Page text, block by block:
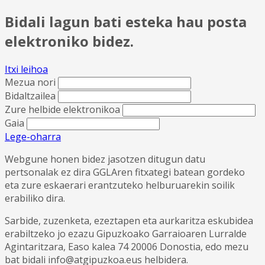
Bidali lagun bati esteka hau posta
elektroniko bidez.
Itxi leihoa
Mezua nori
Bidaltzailea
Zure helbide elektronikoa
Gaia
Lege-oharra
Webgune honen bidez jasotzen ditugun datu
pertsonalak ez dira GGLAren fitxategi batean gordeko
eta zure eskaerari erantzuteko helburuarekin soilik
erabiliko dira.
Sarbide, zuzenketa, ezeztapen eta aurkaritza eskubidea
erabiltzeko jo ezazu Gipuzkoako Garraioaren Lurralde
Agintaritzara, Easo kalea 74 20006 Donostia, edo mezu
bat bidali info@atgipuzkoa.eus helbidera.